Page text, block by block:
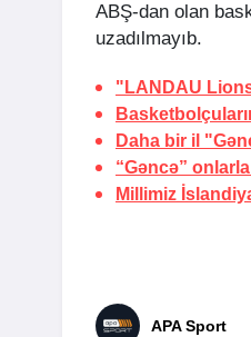
ABŞ-dan olan
uzadılmayıb.
"LANDAU
Daha bir il
“Gəncə” onlarla
Millimiz
APA Sport